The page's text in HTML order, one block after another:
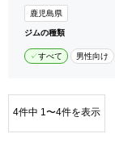
鹿児島県
ジムの種類
すべて 男性向け
4件中 1〜4件を表示